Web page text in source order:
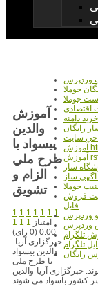
وردپرس
جوملا
جوملا
اقتصادی
خرید دامنه
رایگان
سایت
جوملا
فروش
فایل
وردپرس
وردپرس
تلگرام
تلگرام
رایگان
آموزش
والدين
بيسواد با
طرح ملي
الزام و
تشويق
1 1 1 1 1 1 1
1 1 1 امتیاز
0.00 (0 رای)
خبرگزاری آریا-
والدین بیسواد
با طرح ملی
خبرگزاری آریا-والدین